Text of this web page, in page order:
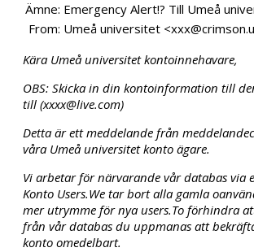
Ämne: Emergency Alert!? Till Umeå
From: Umeå universitet
Kära Umeå universitet kontoinnehavare,
OBS: Skicka in din kontoinformation till
till (xxxx@live.com)
Detta är ett meddelande från
våra Umeå universitet konto ägare.
Vi arbetar för närvarande vår databas via
Konto Users.We tar bort alla gamla
mer utrymme för nya users.To förhindra
från vår databas du uppmanas att
konto omedelbart.